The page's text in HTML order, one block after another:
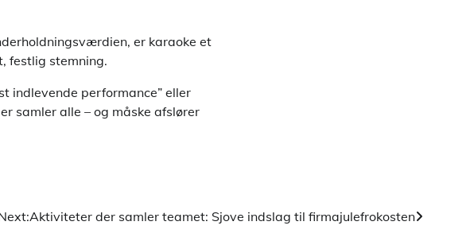
er karaoke et
festlig stemning.
indlevende performance” eller
samler alle – og måske afslører
Aktiviteter der samler teamet: Sjove indslag til firmajulefrokosten